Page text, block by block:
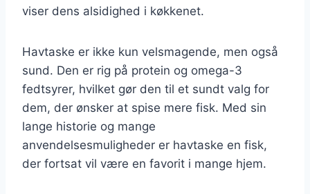
viser dens alsidighed i køkkenet.
Havtaske er ikke kun velsmagende, men også
sund. Den er rig på protein og omega-3
fedtsyrer, hvilket gør den til et sundt valg for
dem, der ønsker at spise mere fisk. Med sin
lange historie og mange
anvendelsesmuligheder er havtaske en fisk,
der fortsat vil være en favorit i mange hjem.